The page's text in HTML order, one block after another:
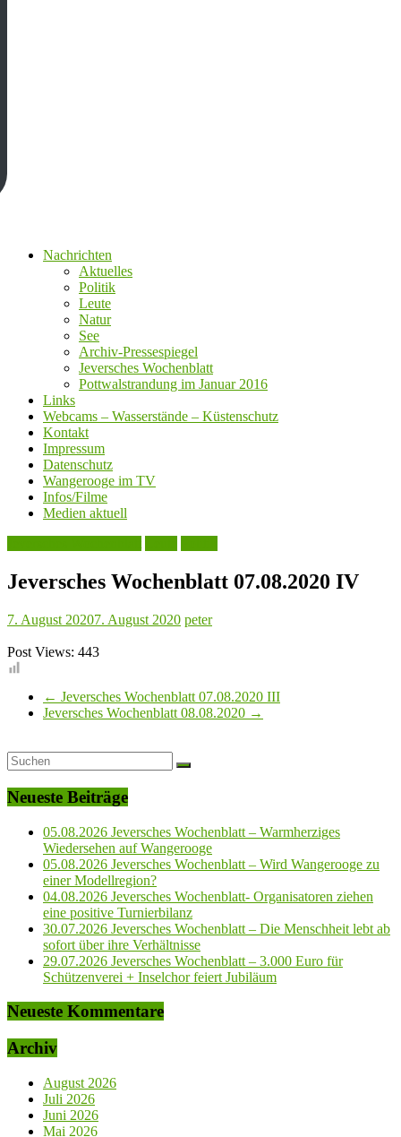
Nachrichten
Aktuelles
Politik
Leute
Natur
See
Archiv-Pressespiegel
Jeversches Wochenblatt
Pottwalstrandung im Januar 2016
Links
Webcams – Wasserstände – Küstenschutz
Kontakt
Impressum
Datenschutz
Wangerooge im TV
Infos/Filme
Medien aktuell
Jeversches Wochenblatt 07.08.2020 IV
7. August 20207. August 2020 peter
Post Views: 443
← Jeversches Wochenblatt 07.08.2020 III
Jeversches Wochenblatt 08.08.2020 →
Neueste Beiträge
05.08.2026 Jeversches Wochenblatt – Warmherziges
Wiedersehen auf Wangerooge
05.08.2026 Jeversches Wochenblatt – Wird Wangerooge zu
einer Modellregion?
04.08.2026 Jeversches Wochenblatt- Organisatoren ziehen
eine positive Turnierbilanz
30.07.2026 Jeversches Wochenblatt – Die Menschheit lebt ab
sofort über ihre Verhältnisse
29.07.2026 Jeversches Wochenblatt – 3.000 Euro für
Schützenverei + Inselchor feiert Jubiläum
Neueste Kommentare
Archiv
August 2026
Juli 2026
Juni 2026
Mai 2026